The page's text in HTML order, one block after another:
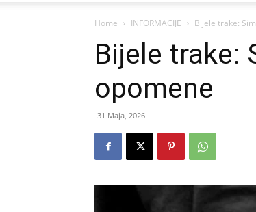
Home INFORMACIJE Bijele trake:
Bijele trake:
opomene
31 Maja, 2026